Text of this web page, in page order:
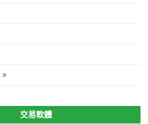
交易軟體